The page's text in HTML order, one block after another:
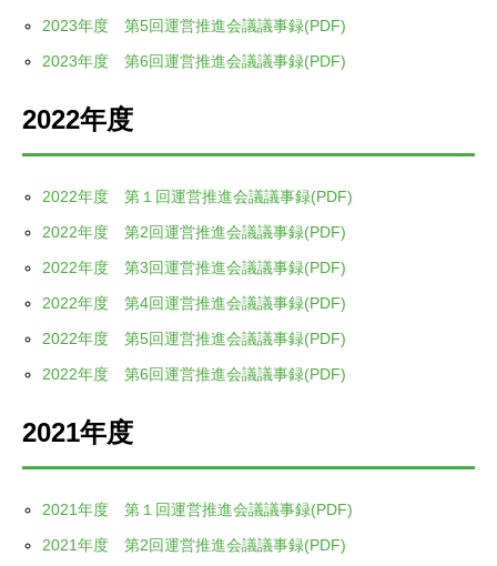
2023年度 第5回運営推進会議議事録(PDF)
2023年度 第6回運営推進会議議事録(PDF)
2022年度
2022年度 第１回運営推進会議議事録(PDF)
2022年度 第2回運営推進会議議事録(PDF)
2022年度 第3回運営推進会議議事録(PDF)
2022年度 第4回運営推進会議議事録(PDF)
2022年度 第5回運営推進会議議事録(PDF)
2022年度 第6回運営推進会議議事録(PDF)
2021年度
2021年度 第１回運営推進会議議事録(PDF)
2021年度 第2回運営推進会議議事録(PDF)